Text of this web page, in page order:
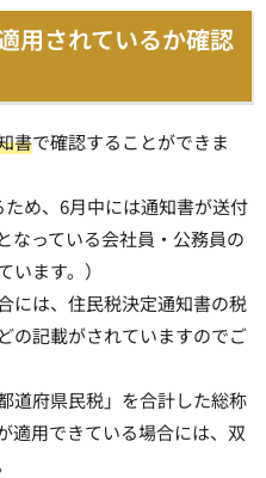
用されているか確認
書で確認することができま
め、 6月中には通知書が送付
なっている会社員・公務員の
ます。）
には、住民税決定通知書の税
の記載がされていますのでご
道府県民税」を合計した総称
用できている場合には、 双